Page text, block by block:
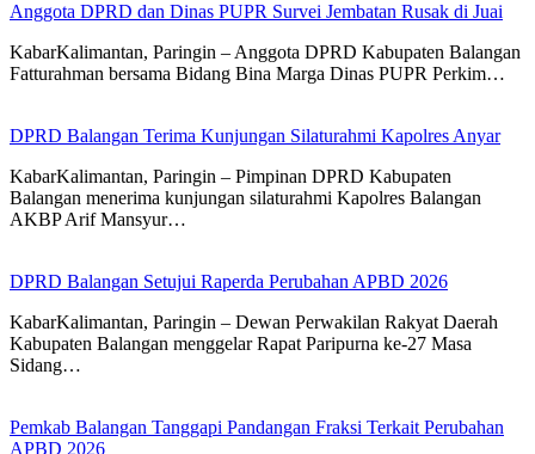
Anggota DPRD dan Dinas PUPR Survei Jembatan Rusak di Juai
KabarKalimantan, Paringin – Anggota DPRD Kabupaten Balangan
Fatturahman bersama Bidang Bina Marga Dinas PUPR Perkim…
DPRD Balangan Terima Kunjungan Silaturahmi Kapolres Anyar
KabarKalimantan, Paringin – Pimpinan DPRD Kabupaten
Balangan menerima kunjungan silaturahmi Kapolres Balangan
AKBP Arif Mansyur…
DPRD Balangan Setujui Raperda Perubahan APBD 2026
KabarKalimantan, Paringin – Dewan Perwakilan Rakyat Daerah
Kabupaten Balangan menggelar Rapat Paripurna ke-27 Masa
Sidang…
Pemkab Balangan Tanggapi Pandangan Fraksi Terkait Perubahan
APBD 2026